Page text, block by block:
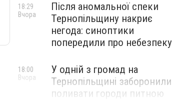
Після аномальної спеки
Тернопільщину накриє
негода: синоптики
попередили про небезпеку
18:29
Вчора
У одній з громад на
Тернопільщині заборонили
поливати городи питною
18:00
Вчора